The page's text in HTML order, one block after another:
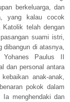
berkeluarga, dan
yang kalau cocok
telah dengan
suami istri,
dibangun di atasnya,
Paulus II
dan personal antara
anak-anak,
pokok dalam
Ia menghendaki dan